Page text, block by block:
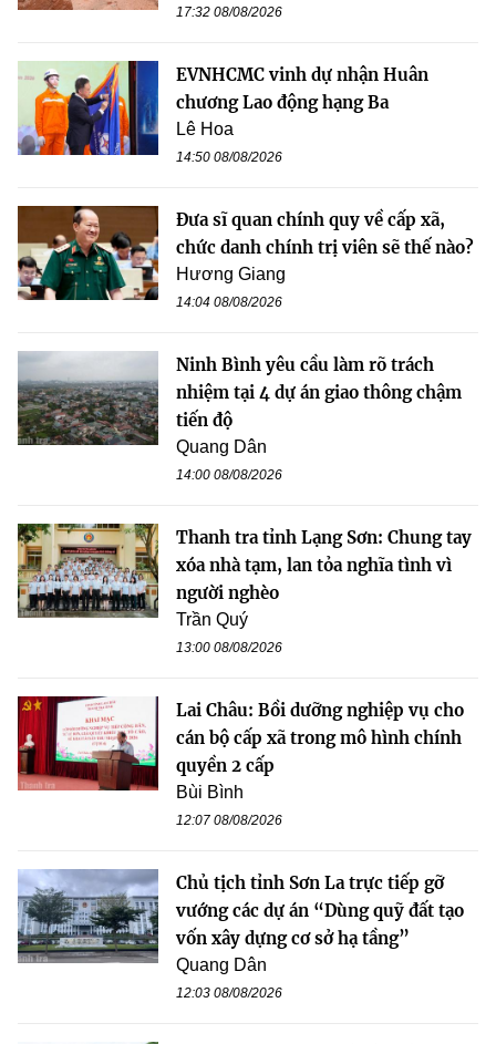
17:32 08/08/2026
EVNHCMC vinh dự nhận Huân
chương Lao động hạng Ba
Lê Hoa
14:50 08/08/2026
Đưa sĩ quan chính quy về cấp xã,
chức danh chính trị viên sẽ thế nào?
Hương Giang
14:04 08/08/2026
Ninh Bình yêu cầu làm rõ trách
nhiệm tại 4 dự án giao thông chậm
tiến độ
Quang Dân
14:00 08/08/2026
Thanh tra tỉnh Lạng Sơn: Chung tay
xóa nhà tạm, lan tỏa nghĩa tình vì
người nghèo
Trần Quý
13:00 08/08/2026
Lai Châu: Bồi dưỡng nghiệp vụ cho
cán bộ cấp xã trong mô hình chính
quyền 2 cấp
Bùi Bình
12:07 08/08/2026
Chủ tịch tỉnh Sơn La trực tiếp gỡ
vướng các dự án “Dùng quỹ đất tạo
vốn xây dựng cơ sở hạ tầng”
Quang Dân
12:03 08/08/2026